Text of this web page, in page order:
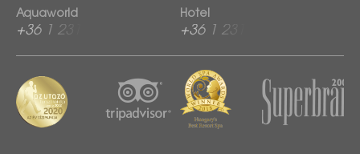
Aquaworld
+36 1 2313 760
Hotel
+36 1 2313 600